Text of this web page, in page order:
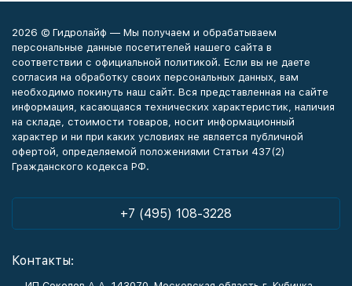
2026 © Гидролайф — Мы получаем и обрабатываем
персональные данные посетителей нашего сайта в
соответствии с официальной политикой. Если вы не даете
согласия на обработку своих персональных данных, вам
необходимо покинуть наш сайт. Вся представленная на сайте
информация, касающаяся технических характеристик, наличия
на складе, стоимости товаров, носит информационный
характер и ни при каких условиях не является публичной
офертой, определяемой положениями Статьи 437(2)
Гражданского кодекса РФ.
+7 (495) 108-3228
Контакты: